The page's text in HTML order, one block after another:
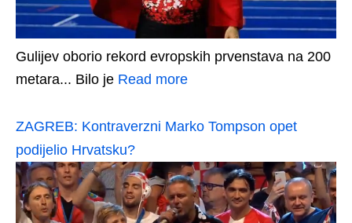
Gulijev oborio rekord evropskih prvenstava na 200
metara... Bilo je Read more
ZAGREB: Kontraverzni Marko Tompson opet
podijelio Hrvatsku?